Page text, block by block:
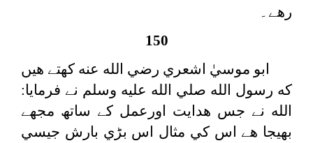
رهے۔
150
ابو موسيٰ اشعري رضي الله عنه كهتے هيں
كه رسول الله صلي الله عليه وسلم نے فرمايا:
الله نے جس هدايت اورعمل كے ساتھ مجھے
بھيجا هے اس كي مثال اس بڑي بارش جيسي